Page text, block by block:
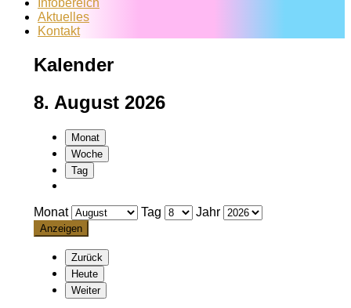
Infobereich
Aktuelles
Kontakt
Kalender
8. August 2026
Monat
Woche
Tag
Monat Tag Jahr
Zurück
Heute
Weiter